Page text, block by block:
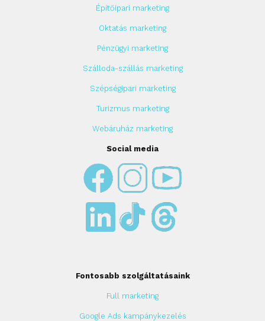
Építőipari marketing
Oktatás marketing
Pénzügyi marketing
Szálloda-szállás marketing
Szépségipari marketing
Turizmus marketing
Webáruház marketing
Social media
Fontosabb szolgáltatásaink
Full marketing
Google Ads kampánykezelés